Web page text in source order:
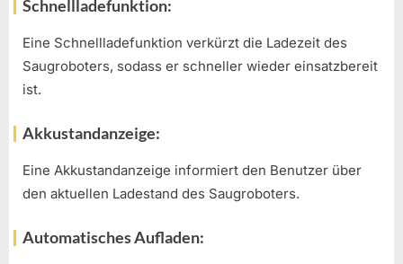
Schnellladefunktion:
Eine Schnellladefunktion verkürzt die Ladezeit des
Saugroboters, sodass er schneller wieder einsatzbereit
ist.
Akkustandanzeige:
Eine Akkustandanzeige informiert den Benutzer über
den aktuellen Ladestand des Saugroboters.
Automatisches Aufladen: